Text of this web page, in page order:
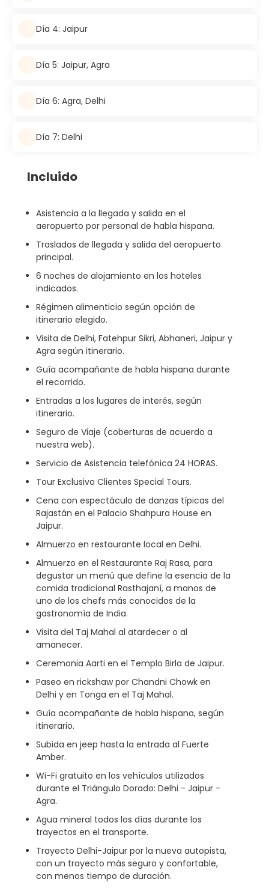
Día 4: Jaipur
Día 5: Jaipur, Agra
Día 6: Agra, Delhi
Día 7: Delhi
Incluido
Asistencia a la llegada y salida en el
aeropuerto por personal de habla hispana.
Traslados de llegada y salida del aeropuerto
principal.
6 noches de alojamiento en los hoteles
indicados.
Régimen alimenticio según opción de
itinerario elegido.
Visita de Delhi, Fatehpur Sikri, Abhaneri, Jaipur y
Agra según itinerario.
Guía acompañante de habla hispana durante
el recorrido.
Entradas a los lugares de interés, según
itinerario.
Seguro de Viaje (coberturas de acuerdo a
nuestra web).
Servicio de Asistencia telefónica 24 HORAS.
Tour Exclusivo Clientes Special Tours.
Cena con espectáculo de danzas típicas del
Rajastán en el Palacio Shahpura House en
Jaipur.
Almuerzo en restaurante local en Delhi.
Almuerzo en el Restaurante Raj Rasa, para
degustar un menú que define la esencia de la
comida tradicional Rasthajaní, a manos de
uno de los chefs más conocidos de la
gastronomía de India.
Visita del Taj Mahal al atardecer o al
amanecer.
Ceremonia Aarti en el Templo Birla de Jaipur.
Paseo en rickshaw por Chandni Chowk en
Delhi y en Tonga en el Taj Mahal.
Guía acompañante de habla hispana, según
itinerario.
Subida en jeep hasta la entrada al Fuerte
Amber.
Wi-Fi gratuito en los vehículos utilizados
durante el Triángulo Dorado: Delhi - Jaipur -
Agra.
Agua mineral todos los días durante los
trayectos en el transporte.
Trayecto Delhi-Jaipur por la nueva autopista,
con un trayecto más seguro y confortable,
con menos tiempo de duración.